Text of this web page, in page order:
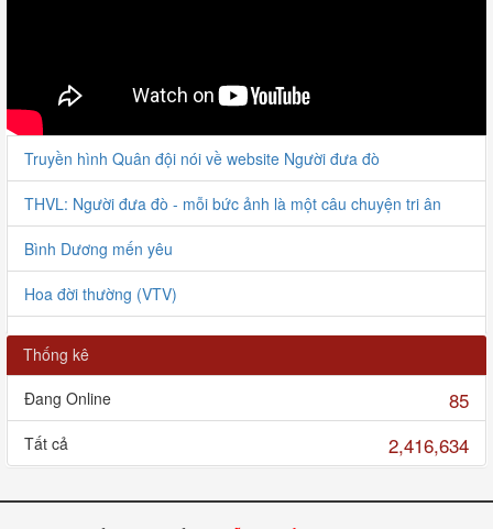
Truyền hình Quân đội nói về website Người đưa đò
THVL: Người đưa đò - mỗi bức ảnh là một câu chuyện tri ân
Bình Dương mến yêu
Hoa đời thường (VTV)
Người đưa đò giao lưu với VOV
Thống kê
Đang Online
85
Tất cả 2,416,634